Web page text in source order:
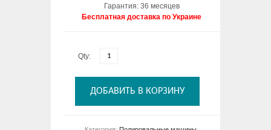
Гарантия: 36 месяцев
Бесплатная доставка по Украине
Qty:
ДОБАВИТЬ В КОРЗИНУ